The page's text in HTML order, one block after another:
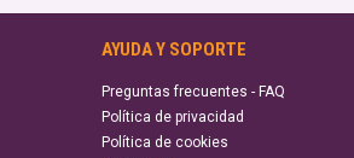
AYUDA Y SOPORTE
Preguntas frecuentes - FAQ
Política de privacidad
Política de cookies